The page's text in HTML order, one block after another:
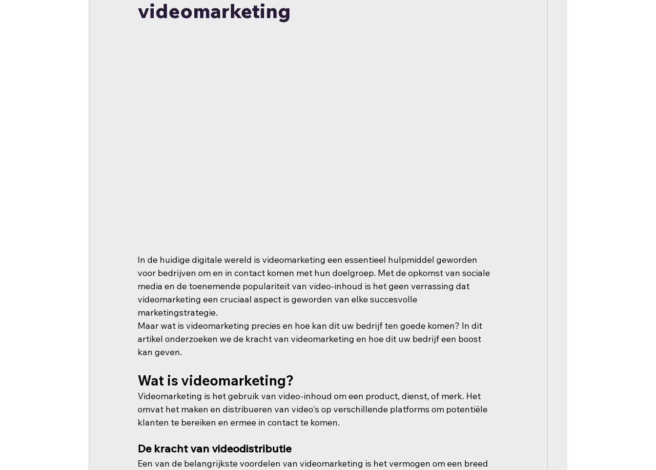
videomarketing
In de huidige digitale wereld is videomarketing een essentieel hulpmiddel geworden
voor bedrijven om en in contact komen met hun doelgroep. Met de opkomst van sociale
media en de toenemende populariteit van video-inhoud is het geen verrassing dat
videomarketing een cruciaal aspect is geworden van elke succesvolle
marketingstrategie.
Maar wat is videomarketing precies en hoe kan dit uw bedrijf ten goede komen? In dit
artikel onderzoeken we de kracht van videomarketing en hoe dit uw bedrijf een boost
kan geven.
Wat is videomarketing?
Videomarketing is het gebruik van video-inhoud om een product, dienst, of merk. Het
omvat het maken en distribueren van video's op verschillende platforms om potentiële
klanten te bereiken en ermee in contact te komen.
De kracht van videodistributie
Een van de belangrijkste voordelen van videomarketing is het vermogen om een breed